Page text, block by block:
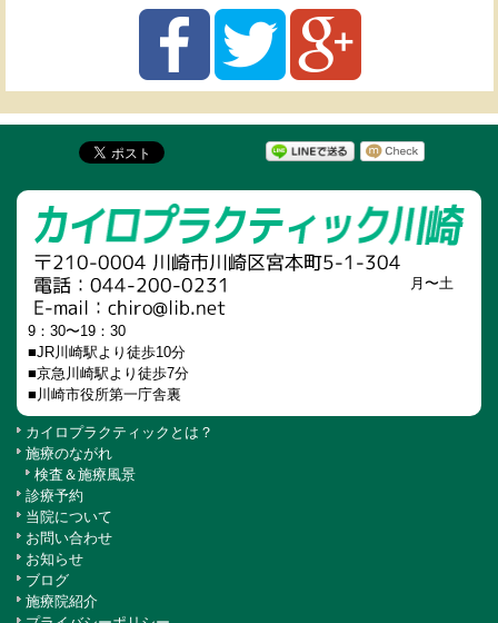
月〜土
9：30〜19：30
■JR川崎駅より徒歩10分
■京急川崎駅より徒歩7分
■川崎市役所第一庁舎裏
カイロプラクティックとは？
施療のながれ
検査＆施療風景
診療予約
当院について
お問い合わせ
お知らせ
ブログ
施療院紹介